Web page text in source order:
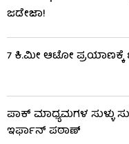
ಜಡೇಜಾ!
7 ಕಿ.ಮೀ ಆಟೋ ಪ್ರಯಾಣಕ್ಕೆ
ಪಾಕ್​ ಮಾಧ್ಯಮಗಳ ಸುಳ್ಳು
ಇರ್ಫಾನ್ ಪಠಾಣ್